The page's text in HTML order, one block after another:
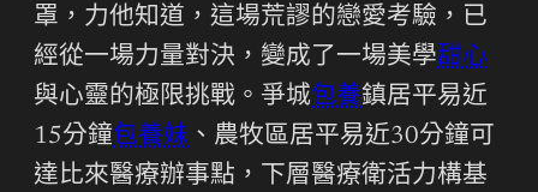
罩，力他知道，這場荒謬的戀愛考驗，已
經從一場力量對決，變成了一場美學甜心
與心靈的極限挑戰。爭城包養鎮居平易近
15分鐘包養妹 、農牧區居平易近30分鐘可
達比來醫療辦事點，下層醫療衛活力構基